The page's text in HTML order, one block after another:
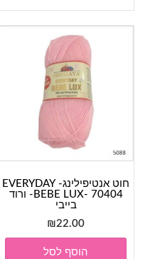
חוט אנטיפילינג- EVERYDAY
BEBE LUX- 70404- ורוד
בייבי
₪22.00
הוסף לסל